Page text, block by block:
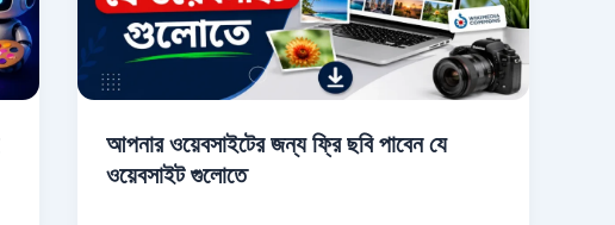
আপনার ওয়েবসাইটের জন্য ফ্রি ছবি পাবেন যে
ওয়েবসাইট গুলোতে